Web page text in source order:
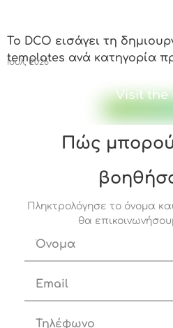
Το DCO εισάγει τη
templates ανά κατηγορία
Ιούλ, 2026
Visit the
Πώς
Πληκτρολόγησε το όνομα
θα